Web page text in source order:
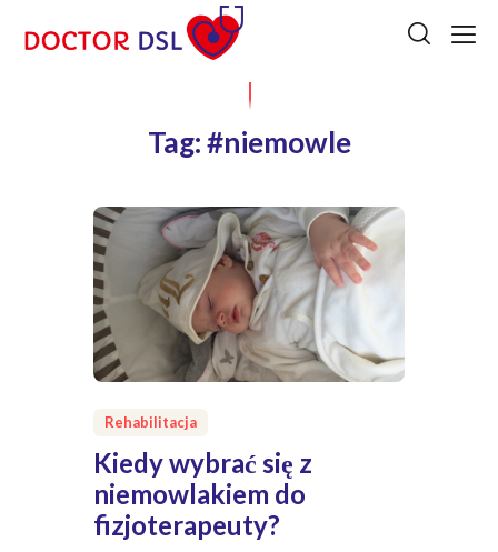
Tag: #niemowle
Rehabilitacja
Kiedy wybrać się z
niemowlakiem do
fizjoterapeuty?